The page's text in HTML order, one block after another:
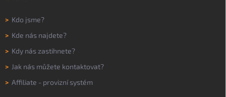
> Kdo jsme?
> Kde nás najdete?
> Kdy nás zastihnete?
> Jak nás můžete kontaktovat?
> Affiliate - provizní systém